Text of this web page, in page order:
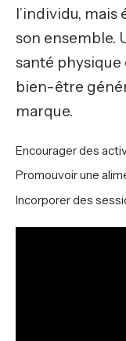
l’individu, mais
son ensemble.
santé physique
bien-être
marque.
Encourager des
Promouvoir une
Incorporer des